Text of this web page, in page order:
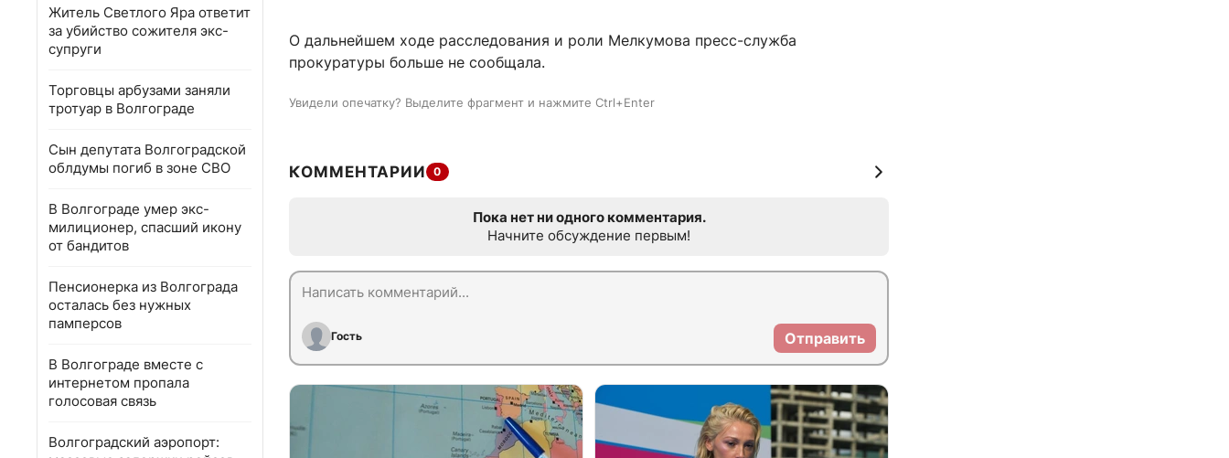
Житель Светлого Яра ответит
за убийство сожителя экс-
супруги
Торговцы арбузами заняли
тротуар в Волгограде
Сын депутата Волгоградской
облдумы погиб в зоне СВО
В Волгограде умер экс-
милиционер, спасший икону
от бандитов
Пенсионерка из Волгограда
осталась без нужных
памперсов
В Волгограде вместе с
интернетом пропала
голосовая связь
Волгоградский аэропорт:
О дальнейшем ходе расследования и роли Мелкумова пресс-служба
прокуратуры больше не сообщала.
Увидели опечатку? Выделите фрагмент и нажмите Ctrl+Enter
КОММЕНТАРИИ 0
Пока нет ни одного комментария.
Начните обсуждение первым!
Гость Отправить